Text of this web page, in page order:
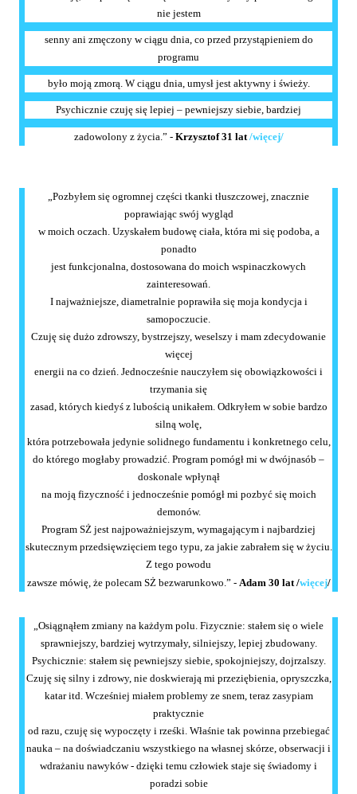
nie jestem
senny ani zmęczony w ciągu dnia, co przed przystąpieniem do
programu
było moją zmorą. W ciągu dnia, umysł jest aktywny i świeży.
Psychicznie czuję się lepiej – pewniejszy siebie, bardziej
zadowolony z życia.” - Krzysztof 31 lat/więcej/
„Pozbyłem się ogromnej części tkanki tłuszczowej, znacznie
poprawiając swój wygląd
w moich oczach. Uzyskałem budowę ciała, która mi się podoba, a
ponadto
jest funkcjonalna, dostosowana do moich wspinaczkowych
zainteresowań.
I najważniejsze, diametralnie poprawiła się moja kondycja i
samopoczucie.
Czuję się dużo zdrowszy, bystrzejszy, weselszy i mam zdecydowanie
więcej
energii na co dzień. Jednocześnie nauczyłem się obowiązkowości i
trzymania się
zasad, których kiedyś z lubością unikałem. Odkryłem w sobie bardzo
silną wolę,
która potrzebowała jedynie solidnego fundamentu i konkretnego celu,
do którego mogłaby prowadzić. Program pomógł mi w dwójnasób –
doskonale wpłynął
na moją fizyczność i jednocześnie pomógł mi pozbyć się moich
demonów.
Program SŻ jest najpoważniejszym, wymagającym i najbardziej
skutecznym przedsięwzięciem tego typu, za jakie zabrałem się w życiu.
Z tego powodu
zawsze mówię, że polecam SŻ bezwarunkowo.” - Adam 30 lat /więcej/
„Osiągnąłem zmiany na każdym polu. Fizycznie: stałem się o wiele
sprawniejszy, bardziej wytrzymały, silniejszy, lepiej zbudowany.
Psychicznie: stałem się pewniejszy siebie, spokojniejszy, dojrzalszy.
Czuję się silny i zdrowy, nie doskwierają mi przeziębienia, opryszczka,
katar itd. Wcześniej miałem problemy ze snem, teraz zasypiam
praktycznie
od razu, czuję się wypoczęty i rześki. Właśnie tak powinna przebiegać
nauka – na doświadczaniu wszystkiego na własnej skórze, obserwacji i
wdrażaniu nawyków - dzięki temu człowiek staje się świadomy i
poradzi sobie